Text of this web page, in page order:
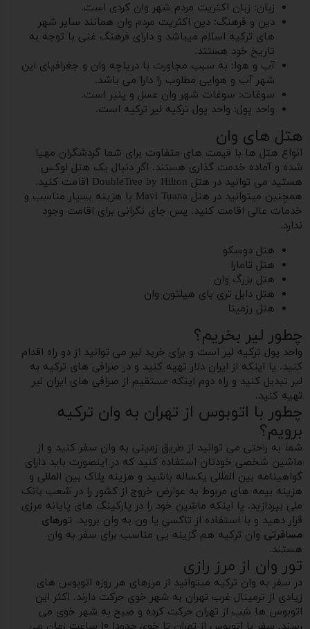
زبان: زبان اکثریت مردم شهر وان کردی است.
دین و فرهنگ: دین اکثریت مردم وان همانند سایر شهر
های ترکیه اسلام میباشد و دارای فرهنگ غنی با توجه به
تاریخ خود هستند.
آب و هوا: به سبب مجاورت با دریاچه وان و جغرافیای این
شهر آب و هوایی مطلوب را دارا می باشد.
سوغات: سوغات شهر وان عسل و پنیر است.
واحد پول: واحد پول ترکیه لیر ترکیه است.
هتل های وان
انواع هتل ها با قیمت های متفاوت برای شما گردشگران مهیا
شده و آماده خدمت گذاری هستند. اگر دنبال یک هتل لوکس
هستید می توانید در هتل DoubleTree by Hilton اقامت کنید.
همچنین میتوانید در هتل Mavi Tuana با هزینه بسیار مناسب و
خدمات عالی اقامت کنید. پس جای نگرانی برای اقامت وجود
ندارد.
هتل دوسکو
هتل تامارا
هتل بزرگ وان
هتل دابل تری بای هیلتون وان
هتل رزمینا
چطور لیر بخریم؟
واحد پول ترکیه لیر است و برای خرید لیر می توانید از دو راه اقدام
کنید. یا اینکه از ایران دلار تهیه کنید و در صرافی های ترکیه به
لیر تبدیل کنید و راه دوم اینکه مستقیم از صرافی های ایران لیر
تهیه کنید.
چطور با اتوبوس از تهران به وان ترکیه
برویم؟
شما به راحتی می توانید از طریق زمینی به وان سفر کنید و از
ماشین شخصی خودتان استفاده کنید که در اینصورت باید دارای
گواهینامه بین المللی یکساله باشید و هزینه پلاک بین المللی و
هزینه بیمه های مربوط به عوارض خروج از کشور را در شعب بانک
ملی بپردازید. یا اینکه ماشین خود را در پارکینگ های پایانه مرزی
قرار دهید و با استفاده از تاکسی یا ون به وان بروید. تورهای
مسافرتی وان ترکیه هم گزینه یی مناسب برای سفر به وان
هستند.
تور وان از مرز رازی
در سفر به وان ترکیه میتوانید از مرزهای هر روزه اتوبوس های
زیادی از ترمینال غرب تهران به شهر خوی حرکت دارند. اکثر این
اتوبوس ها شب از تهران حرکت کرده و صبح به شهر خوی می